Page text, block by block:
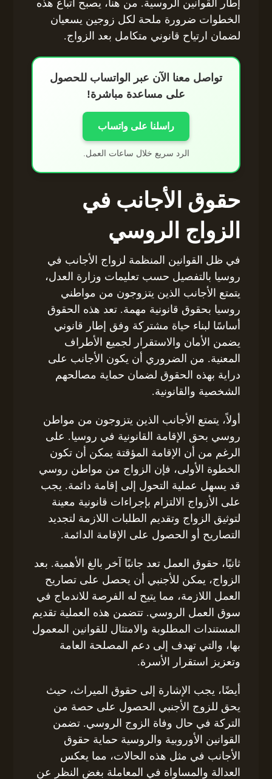
إطار القوانين الروسية. من هنا، يصبح اتباع هذه
الخطوات ضرورة ملحة لكل زوجين يسعيان
لضمان ارتياح قانوني متكامل بعد الزواج.
تواصل معنا الآن عبر الواتساب للحصول
على مساعدة مباشرة!
راسلنا على واتساب
الرد سريع خلال ساعات العمل.
حقوق الأجانب في
الزواج الروسي
في ظل القوانين المنظمة لزواج الأجانب في
روسيا بالتفصيل حسب تعليمات وزارة العدل،
يتمتع الأجانب الذين يتزوجون من مواطني
روسيا بحقوق قانونية مهمة. تعد هذه الحقوق
أساسًا لبناء حياة مشتركة وفق إطار قانوني
يضمن الأمان والاستقرار لجميع الأطراف
المعنية. من الضروري أن يكون الأجانب على
دراية بهذه الحقوق لضمان حماية مصالحهم
الشخصية والقانونية.
أولاً، يتمتع الأجانب الذين يتزوجون من مواطن
روسي بحق الإقامة القانونية في روسيا. على
الرغم من أن الإقامة المؤقتة يمكن أن تكون
الخطوة الأولى، فإن الزواج من مواطن روسي
قد يسهل عملية التحول إلى إقامة دائمة. يجب
على الأزواج الالتزام بإجراءات قانونية معينة
لتوثيق الزواج وتقديم الطلبات اللازمة لتجديد
التصاريح أو الحصول على الإقامة الدائمة.
ثانيًا، حقوق العمل تعد جانبًا آخر بالغ الأهمية. بعد
الزواج، يمكن للأجنبي أن يحصل على تصاريح
العمل اللازمة، مما يتيح له الفرصة للاندماج في
سوق العمل الروسي. تتضمن هذه العملية تقديم
المستندات المطلوبة والامتثال للقوانين المعمول
بها، والتي تهدف إلى دعم المصلحة العامة
وتعزيز استقرار الأسرة.
أيضًا، يجب الإشارة إلى حقوق الميراث، حيث
يحق للزوج الأجنبي الحصول على حصة من
التركة في حال وفاة الزوج الروسي. تضمن
القوانين الأوروبية والروسية حماية حقوق
الأجانب في مثل هذه الحالات، مما يعكس
العدالة والمساواة في المعاملة بغض النظر عن